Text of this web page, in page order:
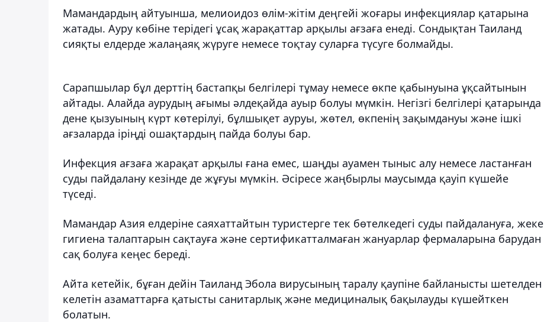
Мамандардың айтуынша, мелиоидоз өлім-жітім деңгейі жоғары инфекциялар қатарына
жатады. Ауру көбіне терідегі ұсақ жарақаттар арқылы ағзаға енеді. Сондықтан Таиланд
сияқты елдерде жалаңаяқ жүруге немесе тоқтау суларға түсуге болмайды.
Сарапшылар бұл дерттің бастапқы белгілері тұмау немесе өкпе қабынуына ұқсайтынын
айтады. Алайда аурудың ағымы әлдеқайда ауыр болуы мүмкін. Негізгі белгілері қатарында
дене қызуының күрт көтерілуі, бұлшықет ауруы, жөтел, өкпенің зақымдануы және ішкі
ағзаларда іріңді ошақтардың пайда болуы бар.
Инфекция ағзаға жарақат арқылы ғана емес, шаңды ауамен тыныс алу немесе ластанған
суды пайдалану кезінде де жұғуы мүмкін. Әсіресе жаңбырлы маусымда қауіп күшейе
түседі.
Мамандар Азия елдеріне саяхаттайтын туристерге тек бөтелкедегі суды пайдалануға, жеке
гигиена талаптарын сақтауға және сертификатталмаған жануарлар фермаларына барудан
сақ болуға кеңес береді.
Айта кетейік, бұған дейін Таиланд Эбола вирусының таралу қаупіне байланысты шетелден
келетін азаматтарға қатысты санитарлық және медициналық бақылауды күшейткен
болатын.